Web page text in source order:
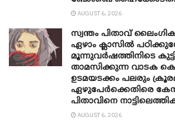
AUGUST 6, 2026
സ്വന്തം പിതാവ്
ഏഴാം ക്ലാസിൽ
മൂന്നുവർഷത്തിനിടെ
താമസിക്കുന്ന വാടക
ഉടമയടക്കം പലരും
ഏഴുപേർക്കെതിരെ
പിതാവിനെ
AUGUST 6, 2026